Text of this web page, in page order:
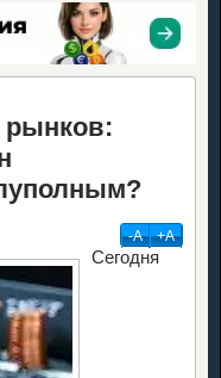
-А +А
Сегодня